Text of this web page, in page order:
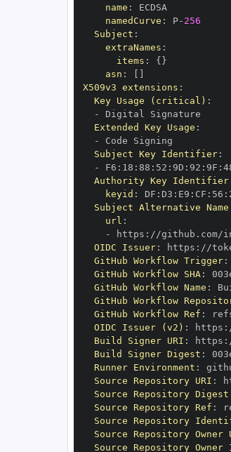
name :
namedCurve : P- 256
Subject :
extraNames :
items : { }
asn :
X509v3 extensions :
Key Usage (critical) :
-
Extended Key Usage :
-
Subject Key Identifier:
-
F6 : 18 : 88 : 52 : 9D : 92 : 9F :
Authority Key Identifier
keyid : DF : D3 : E9 : CF : 56 :
Subject Alternative
url :
-
https :
OIDC Issuer: https :
GitHub Workflow Trigger:
GitHub Workflow SHA:
GitHub Workflow Name :
GitHub Workflow
GitHub Workflow Ref :
OIDC Issuer (v2) : https :
Build Signer URI : https :
Build Signer Digest :
Runner Environment :
Source Repository URI :
Source Repository Digest
Source Repository Ref :
Source Repository
Source Repository Owner
Source Repository